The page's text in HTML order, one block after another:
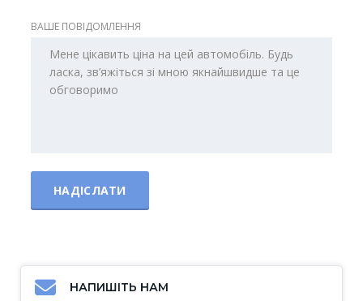
ВАШЕ ПОВІДОМЛЕННЯ
НАПИШІТЬ НАМ